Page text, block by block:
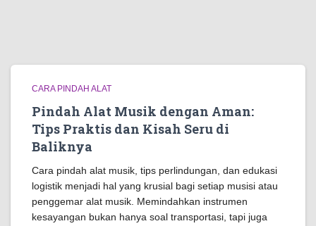
CARA PINDAH ALAT
Pindah Alat Musik dengan Aman:
Tips Praktis dan Kisah Seru di
Baliknya
Cara pindah alat musik, tips perlindungan, dan edukasi
logistik menjadi hal yang krusial bagi setiap musisi atau
penggemar alat musik. Memindahkan instrumen
kesayangan bukan hanya soal transportasi, tapi juga